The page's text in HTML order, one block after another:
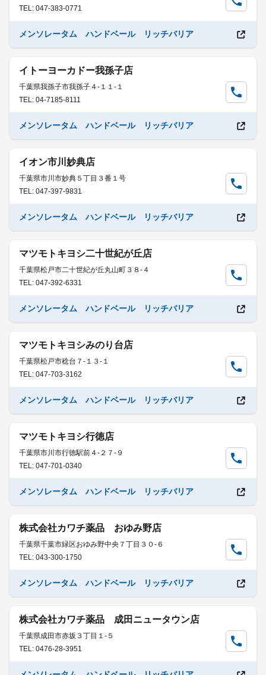
TEL: 047-383-0771
メンソレータム ハンドベール リッチバリア
イトーヨーカドー我孫子店
千葉県我孫子市我孫子４-１１-１
TEL: 04-7185-8111
メンソレータム ハンドベール リッチバリア
イオン市川妙典店
千葉県市川市妙典５丁目３番１号
TEL: 047-397-9831
メンソレータム ハンドベール リッチバリア
マツモトキヨシ二十世紀が丘店
千葉県松戸市二十世紀が丘丸山町３８-４
TEL: 047-392-6331
メンソレータム ハンドベール リッチバリア
マツモトキヨシみのり台店
千葉県松戸市稔台７-１３-１
TEL: 047-703-3162
メンソレータム ハンドベール リッチバリア
マツモトキヨシ行徳店
千葉県市川市行徳駅前４-２７-９
TEL: 047-701-0340
メンソレータム ハンドベール リッチバリア
株式会社カワチ薬品 おゆみ野店
千葉県千葉市緑区おゆみ野中央７丁目３０-６
TEL: 043-300-1750
メンソレータム ハンドベール リッチバリア
株式会社カワチ薬品 成田ニュータウン店
千葉県成田市赤坂３丁目１-５
TEL: 0476-28-3951